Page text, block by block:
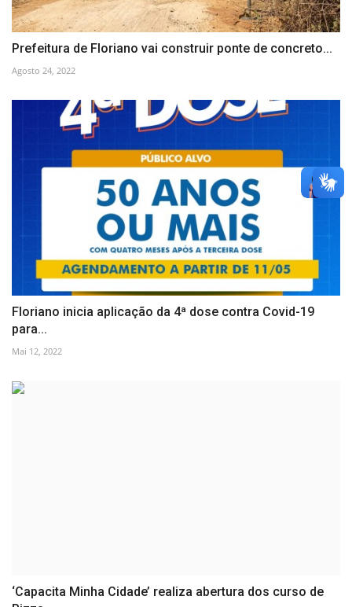
Prefeitura de Floriano vai construir ponte de concreto...
Agosto 24, 2022
Floriano inicia aplicação da 4ª dose contra Covid-19
para...
Mai 12, 2022
‘Capacita Minha Cidade’ realiza abertura dos curso de